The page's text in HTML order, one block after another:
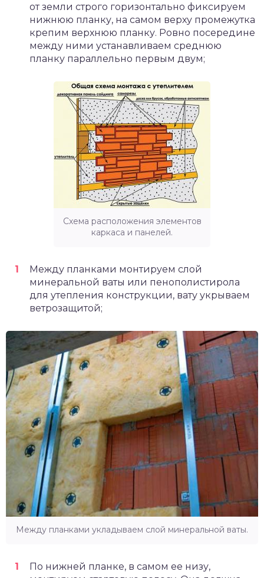
от земли строго горизонтально фиксируем
нижнюю планку, на самом верху промежутка
крепим верхнюю планку. Ровно посередине
между ними устанавливаем среднюю
планку параллельно первым двум;
Схема расположения элементов
каркаса и панелей.
Между планками монтируем слой
минеральной ваты или пенополистирола
для утепления конструкции, вату укрываем
ветрозащитой;
Между планками укладываем слой минеральной ваты.
По нижней планке, в самом ее низу,